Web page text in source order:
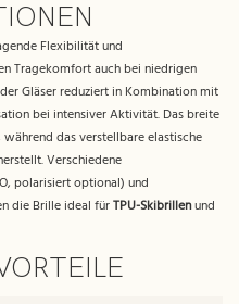
Flexibilität und
Tragekomfort auch bei niedrigen
Gläser reduziert in Kombination mit
bei intensiver Aktivität. Das breite
das verstellbare elastische
Verschiedene
polarisiert optional) und
die Brille ideal fürTPU-Skibrillenund